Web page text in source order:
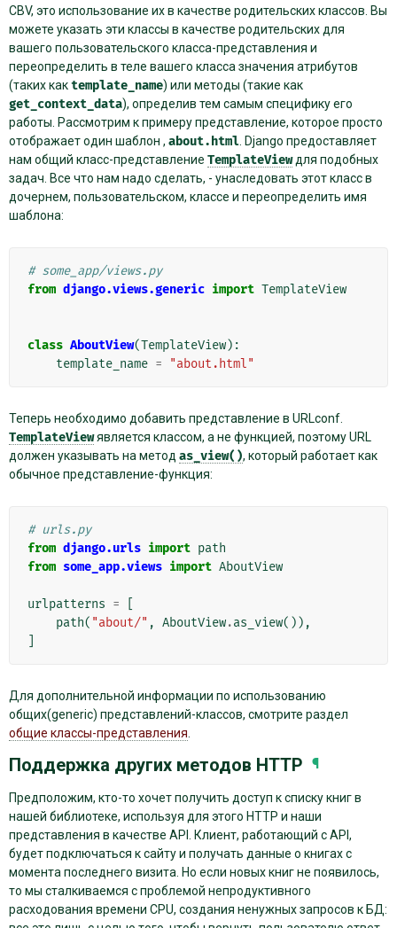
CBV, это использование их в качестве родительских классов. Вы
можете указать эти классы в качестве родительских для
вашего пользовательского класса-представления и
переопределить в теле вашего класса значения атрибутов
(таких какtemplate_name) или методы (такие как
get_context_data), определив тем самым специфику его
работы. Рассмотрим к примеру представление, которое просто
отображает один шаблон , about.html . Django предоставляет
нам общий класс-представление TemplateViewдля подобных
задач. Все что нам надо сделать, - унаследовать этот класс в
дочернем, пользовательском, классе и переопределить имя
шаблона:
# some_app/views.py
from django.views.generic import TemplateView
class AboutView(TemplateView):
template_name = "about.html"
Теперь необходимо добавить представление в URLconf.
TemplateViewявляется классом, а не функцией, поэтому URL
должен указывать на метод as_view(), который работает как
обычное представление-функция:
# urls.py
from django.urls import path
from some_app.views import AboutView
urlpatterns =
path( "about/" , AboutView.as_view()),
Для дополнительной информации по использованию
общих(generic) представлений-классов, смотрите раздел
общие классы-представления
Поддержка других методов HTTP ¶
Предположим, кто-то хочет получить доступ к списку книг в
нашей библиотеке, используя для этого HTTP и наши
представления в качестве API. Клиент, работающий с API,
будет подключаться к сайту и получать данные о книгах с
момента последнего визита. Но если новых книг не появилось,
то мы сталкиваемся с проблемой непродуктивного
расходования времени CPU, создания ненужных запросов к БД: